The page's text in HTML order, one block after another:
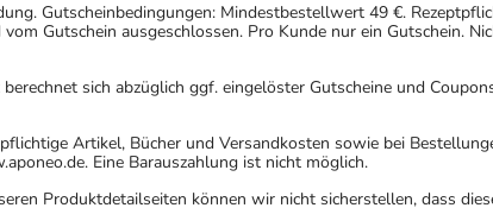
Gutscheinbedingungen: Mindestbestellwert 49 €.
Gutschein ausgeschlossen. Pro Kunde nur ein Gutschein.
sich abzüglich ggf. eingelöster Gutscheine und
Artikel, Bücher und Versandkosten sowie bei
Eine Barauszahlung ist nicht möglich.
Produktdetailseiten können wir nicht sicherstellen, dass